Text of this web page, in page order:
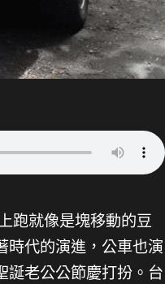
跑就像是塊移動的豆
時代的演進，公車也演
誕老公公節慶打扮。台